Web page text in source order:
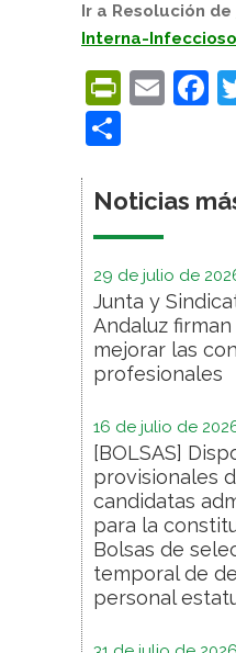
Ir a Resolución de
Interna-
Noticias
29 de julio de
Junta y
Andaluz
mejorar las
profesionales
16 de julio de
[BOLSAS]
provisionales
candidatas
para la
Bolsas de
temporal de
personal